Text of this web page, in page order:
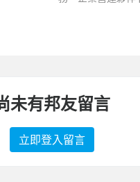
未有邦友留言
立即登入留言